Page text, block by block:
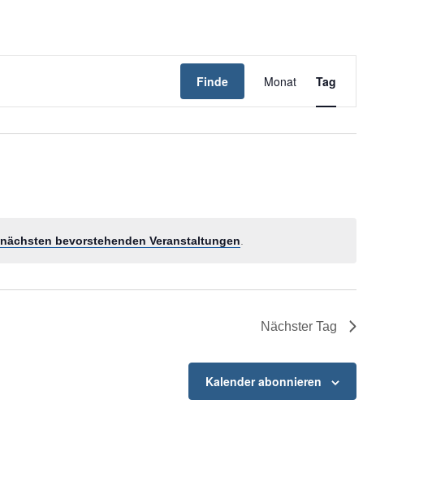
nächsten bevorstehenden Veranstaltungen
Finde
Ansichten-
Monat Tag
Nächster Tag
Kalender abonnieren